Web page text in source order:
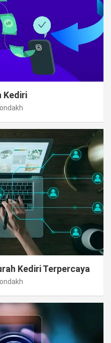
Kediri
Kediri Terpercaya